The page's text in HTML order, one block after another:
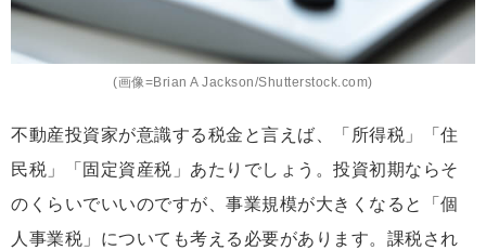
(画像=Brian A Jackson/Shutterstock.com)
不動産投資家が意識する税金と言えば、「所得税」「住
民税」「固定資産税」あたりでしょう。投資初期ならそ
のくらいでいいのですが、事業規模が大きくなると「個
人事業税」についても考える必要があります。課税され